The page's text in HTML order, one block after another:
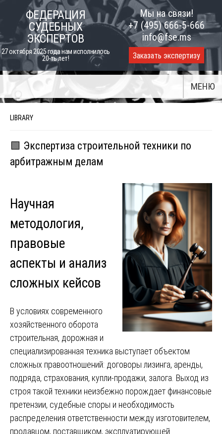
content
ФЕДЕРАЦИЯ
СУДЕБНЫХ
ЭКСПЕРТОВ
27 октября 2025 года нам исполнилось
20-ть лет!
Мы на связи!
+7 (495) 666-5-666
info@fse.ms
Заказать экспертизу
МЕНЮ
LIBRARY
🟩 Экспертиза строительной техники по
арбитражным делам
Научная
методология,
правовые
аспекты и анализ
сложных кейсов
В условиях современного
хозяйственного оборота
строительная, дорожная и
специализированная техника выступает объектом
сложных правоотношений: договоры лизинга, аренды,
подряда, страхования, купли-продажи, залога. Выход из
строя такой техники неизбежно порождает финансовые
претензии, судебные споры и необходимость
распределения ответственности между изготовителем,
продавцом, поставщиком, эксплуатирующей